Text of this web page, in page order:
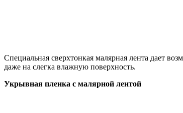
Специальная сверхтонкая малярная лента дает
даже на слегка влажную поверхность.
Укрывная пленка с малярной лентой